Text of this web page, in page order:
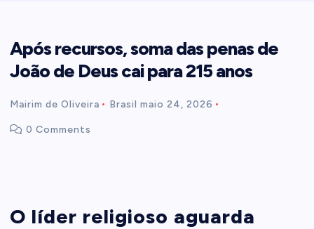
Após recursos, soma das penas de
João de Deus cai para 215 anos
Mairim de Oliveira Brasil maio 24, 2026
0 Comments
O líder religioso aguarda